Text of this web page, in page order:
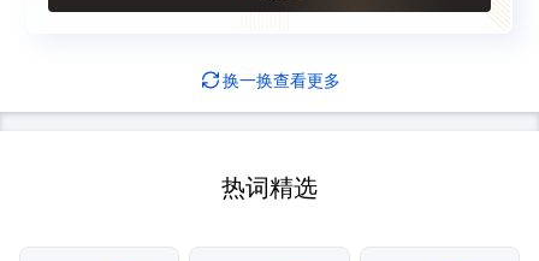
换一换查看更多
热词精选